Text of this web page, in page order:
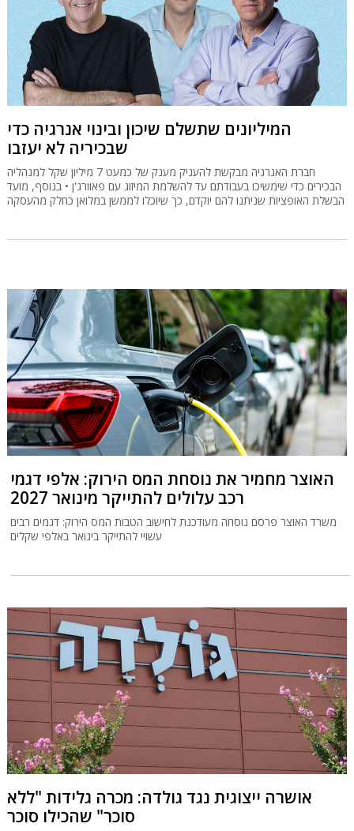
המיליונים שתשלם שיכון ובינוי אנרגיה כדי
שבכיריה לא יעזבו
חברת האנרגיה מבקשת להעניק מענק של כמעט 7 מיליון שקל למנהליה
הבכירים כדי שימשיכו בעבודתם עד להשלמת המיזוג עם פאוורג'ן • בנוסף, מועד
הבשלת האופציות שניתנו להם יוקדם, כך שיוכלו לממשן במלואן כחלק מהעסקה
האוצר מחמיר את נוסחת המס הירוק: אלפי דגמי
רכב עלולים להתייקר מינואר 2027
משרד האוצר פרסם נוסחה מעודכנת לחישוב הטבות המס הירוק: דגמים רבים
עשויי להתייקר בינואר באלפי שקלים
אושרה ייצוגית נגד גולדה: מכרה גלידות "ללא
סוכר" שהכילו סוכר